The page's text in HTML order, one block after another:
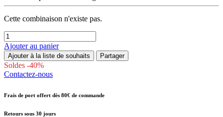
Cette combinaison n'existe pas.
Ajouter au panier
Ajouter à la liste de souhaits Partager
Soldes -40%
Contactez-nous
Frais de port offert dès 80€ de commande
Retours sous 30 jours